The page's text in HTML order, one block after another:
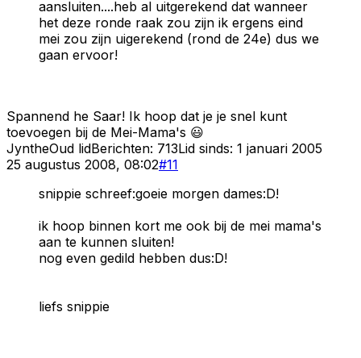
aansluiten....heb al uitgerekend dat wanneer
het deze ronde raak zou zijn ik ergens eind
mei zou zijn uigerekend (rond de 24e) dus we
gaan ervoor!
Spannend he Saar! Ik hoop dat je je snel kunt
toevoegen bij de Mei-Mama's 😃
JyntheOud lidBerichten: 713Lid sinds: 1 januari 2005
25 augustus 2008, 08:02#11
snippie schreef:goeie morgen dames:D!
ik hoop binnen kort me ook bij de mei mama's
aan te kunnen sluiten!
nog even gedild hebben dus:D!
liefs snippie